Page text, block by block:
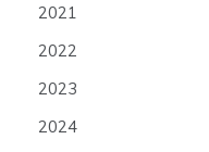
2021
2022
2023
2024